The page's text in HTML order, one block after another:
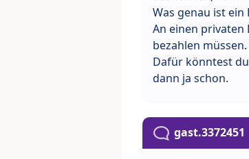
Was genau ist
An einen
bezahlen
Dafür könntest
dann ja schon.
gast.3372451